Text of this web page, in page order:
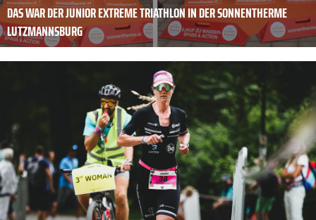
DAS WAR DER JUNIOR EXTREME TRIATHLON IN DER SONNENTHERME
LUTZMANNSBURG